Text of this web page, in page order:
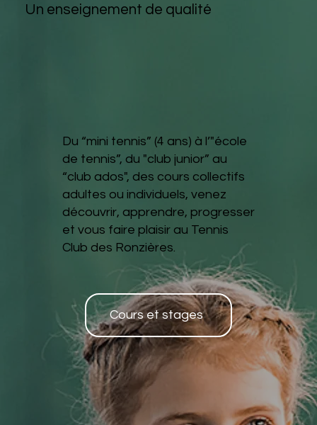
Un enseignement de qualité
Du “mini tennis” (4 ans) à l’"école
de tennis”, du "club junior” au
“club ados", des cours collectifs
adultes ou individuels, venez
découvrir, apprendre, progresser
et vous faire plaisir au Tennis
Club des Ronzières.
Cours et stages